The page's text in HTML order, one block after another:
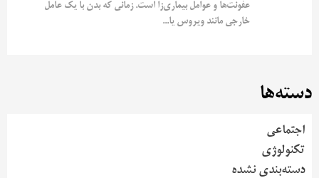
عفونت‌ها و عوامل بیماری‌زا است. زمانی که بدن با یک عامل
خارجی مانند ویروس یا...
دسته‌ها
اجتماعی
تکنولوژی
دسته‌بندی نشده